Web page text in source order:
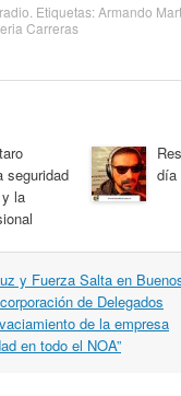
. Etiquetas:Armando
Carreras
seguridad
la
día
y Fuerza Salta en
de Delegados
de la empresa
en todo el NOA”